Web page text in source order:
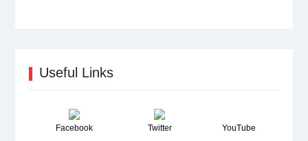
Useful Links
Facebook Twitter YouTube